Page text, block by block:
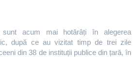
acum mai hotărâți în alegerea
după ce au vizitat timp de trei zile
din 38 de instituții publice din țară, în